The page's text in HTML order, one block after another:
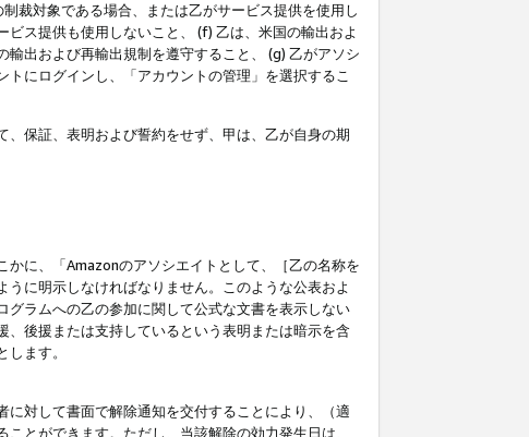
裁対象である場合、または乙がサービス提供を使用し
ス提供も使用しないこと、 (f) 乙は、米国の輸出およ
出および再輸出規制を遵守すること、 (g) 乙がアソシ
にログインし、「アカウントの管理」を選択するこ
保証、表明および誓約をせず、甲は、乙が自身の期
に、「Amazonのアソシエイトとして、［乙の名称を
に明示しなければなりません。このような公表およ
ラムへの乙の参加に関して公式な文書を表示しない
後援または支持しているという表明または暗示を含
ます。
対して書面で解除通知を交付することにより、（適
とができます。ただし、当該解除の効力発生日は、